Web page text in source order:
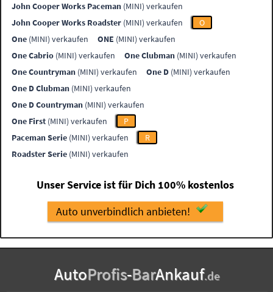
John Cooper Works Paceman (MINI) verkaufen
John Cooper Works Roadster (MINI) verkaufen
O
One (MINI) verkaufen ONE (MINI) verkaufen
One Cabrio (MINI) verkaufen One Clubman (MINI) verkaufen
One Countryman (MINI) verkaufen One D (MINI) verkaufen
One D Clubman (MINI) verkaufen
One D Countryman (MINI) verkaufen
One First (MINI) verkaufen
P
Paceman Serie (MINI) verkaufen
R
Roadster Serie (MINI) verkaufen
Unser Service ist für Dich 100% kostenlos
Auto unverbindlich anbieten!
AutoProfis-BarAnkauf.de